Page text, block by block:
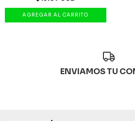
ENVIAMOS TU